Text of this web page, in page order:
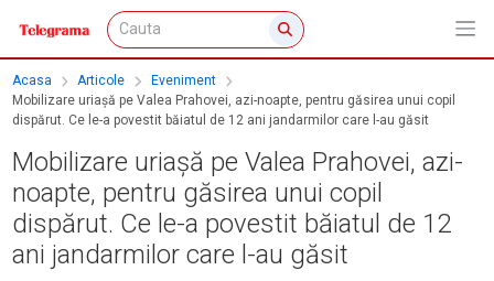
Acasa Articole
Eveniment
Mobilizare uriașă pe Valea Prahovei, azi-noapte, pentru găsirea unui copil
dispărut. Ce le-a povestit băiatul de 12 ani jandarmilor care l-au găsit
Mobilizare uriașă pe Valea Prahovei, azi-
noapte, pentru găsirea unui copil
dispărut. Ce le-a povestit băiatul de 12
ani jandarmilor care l-au găsit